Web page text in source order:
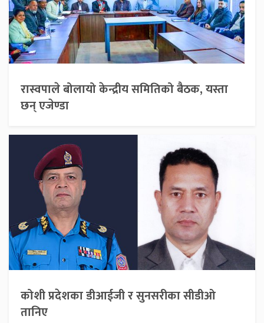
रास्वपाले बोलायो केन्द्रीय समितिको बैठक, यस्ता
छन् एजेण्डा
कोशी प्रदेशका डीआईजी र सुनसरीका सीडीओ
तानिए